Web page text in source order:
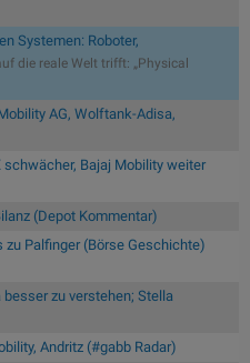
Systemen: Roboter,
die reale Welt trifft: „Physical
AG, Wolftank-Adisa,
schwächer, Bajaj Mobility weiter
(Depot Kommentar)
zu Palfinger (Börse Geschichte)
zu verstehen; Stella
Andritz (#gabb Radar)